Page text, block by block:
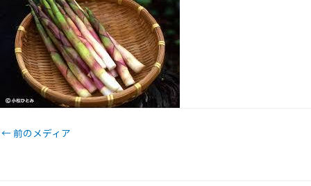
←前のメディア